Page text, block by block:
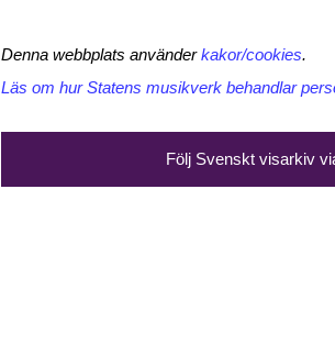
Denna webbplats använderkakor/cookies.
Läs om hur Statens musikverk behandlar
Följ Svenskt visarkiv